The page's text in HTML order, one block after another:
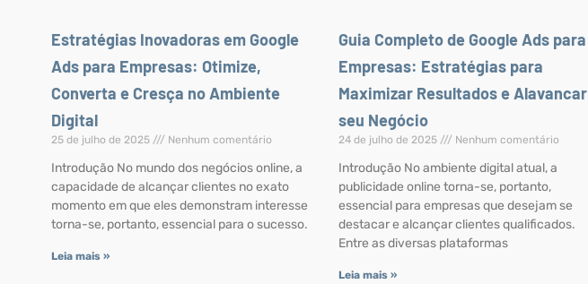
Estratégias Inovadoras em Google
Ads para Empresas: Otimize,
Converta e Cresça no Ambiente
Digital
25 de julho de 2025 Nenhum comentário
Introdução No mundo dos negócios online, a
capacidade de alcançar clientes no exato
momento em que eles demonstram interesse
torna-se, portanto, essencial para o sucesso.
Leia mais »
Guia Completo de Google Ads para
Empresas: Estratégias para
Maximizar Resultados e Alavancar
seu Negócio
24 de julho de 2025 Nenhum comentário
Introdução No ambiente digital atual, a
publicidade online torna-se, portanto,
essencial para empresas que desejam se
destacar e alcançar clientes qualificados.
Entre as diversas plataformas
Leia mais »